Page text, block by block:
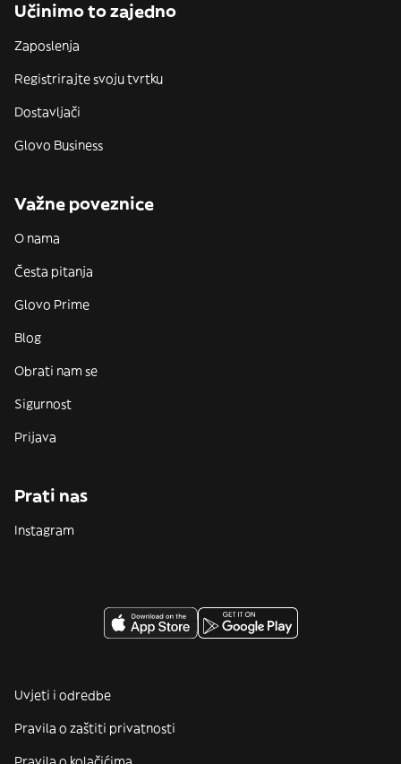
Učinimo to zajedno
Zaposlenja
Registrirajte svoju tvrtku
Dostavljači
Glovo Business
Važne poveznice
O nama
Česta pitanja
Glovo Prime
Blog
Obrati nam se
Sigurnost
Prijava
Prati nas
Instagram
Uvjeti i odredbe
Pravila o zaštiti privatnosti